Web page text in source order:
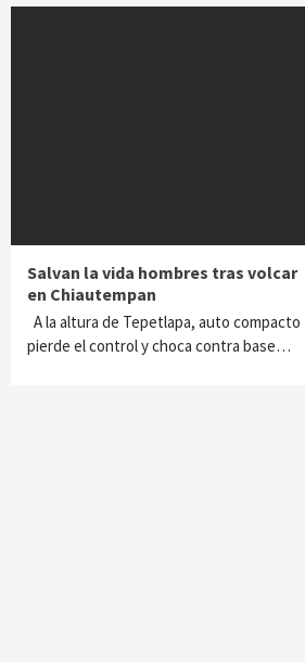
Salvan la vida hombres tras volcar
en Chiautempan
A la altura de Tepetlapa, auto compacto
pierde el control y choca contra base…